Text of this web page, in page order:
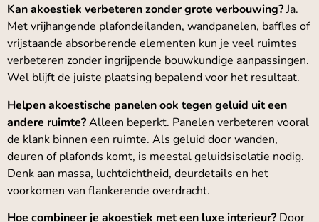
Kan akoestiek verbeteren zonder grote verbouwing?Ja.
Met vrijhangende plafondeilanden, wandpanelen, baffles of
vrijstaande absorberende elementen kun je veel ruimtes
verbeteren zonder ingrijpende bouwkundige aanpassingen.
Wel blijft de juiste plaatsing bepalend voor het resultaat.
Helpen akoestische panelen ook tegen geluid uit een
andere ruimte?Alleen beperkt. Panelen verbeteren vooral
de klank binnen een ruimte. Als geluid door wanden,
deuren of plafonds komt, is meestal geluidsisolatie nodig.
Denk aan massa, luchtdichtheid, deurdetails en het
voorkomen van flankerende overdracht.
Hoe combineer je akoestiek met een luxe interieur? Door